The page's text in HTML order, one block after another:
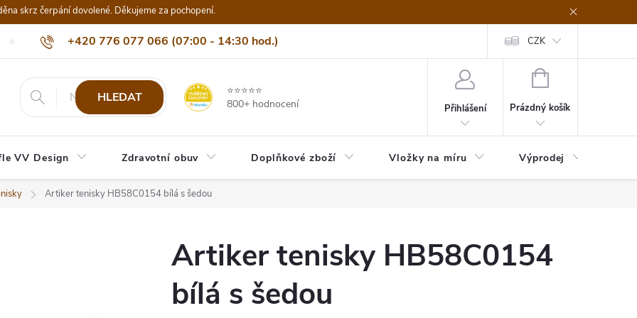
skrz čerpání dovolené. Děkujeme za pochopení.
+420 776 077 066 (07:00 - 14:30 hod.)
info@eshop-vvdesign.cz
Nejčastější dotazy Naši odběratelé Doprava a platba Vrácení, výměna nebo
CZK
HLEDAT
⭐⭐⭐⭐⭐
800+ hodnocení
Přihlášení
NÁKUPNÍ
Prázdný košík
VV Design Zdravotní obuv Doplňkové zboží Vložky na míru Výprodej
Artiker tenisky HB58C0154 bílá s šedou
Artiker tenisky HB58C0154
bílá s šedou